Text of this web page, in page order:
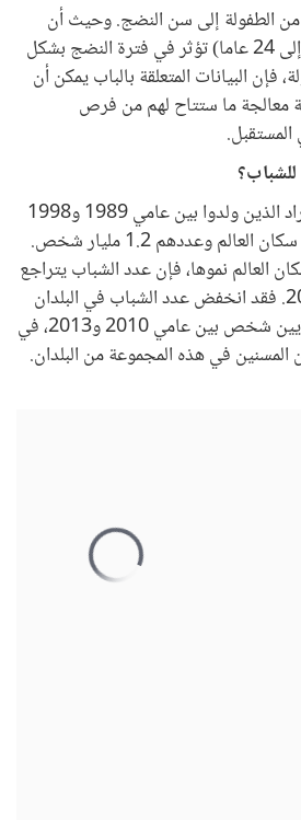
الطفولة إلى سن النضج. وحيث أن
هذه الفترة (السن من 15 إلى 24 عاما) تؤثر في فترة النضج بشكل
فإن البيانات المتعلقة بالباب يمكن أن
معالجة ما ستتاح لهم من فرص
وفي عام 2013، كان الأفراد الذين ولدوا بين عامي 1989 و1998
يشكلون 17 في المائة من سكان العالم وعددهم 1.2 مليار شخص.
العالم نموها، فإن عدد الشباب يتراجع
بعد أن بلغ ذروته عام 2010. فقد انخفض عدد الشباب في البلدان
المرتفعة الدخل نحو 6 ملايين شخص بين عامي 2010 و2013، في
المسنين في هذه المجموعة من البلدان.